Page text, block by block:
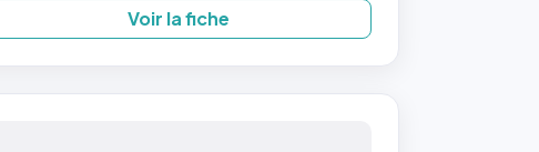
Voir la fiche